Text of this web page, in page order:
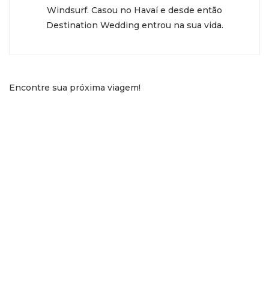
Windsurf. Casou no Havaí e desde então
Destination Wedding entrou na sua vida.
Encontre sua próxima viagem!